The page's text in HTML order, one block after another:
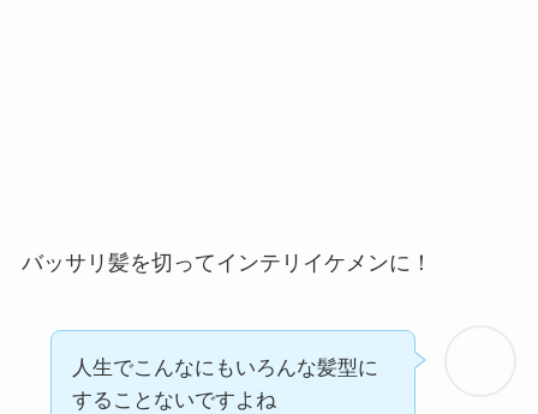
バッサリ髪を切ってインテリイケメンに！
人生でこんなにもいろんな髪型に
することないですよね